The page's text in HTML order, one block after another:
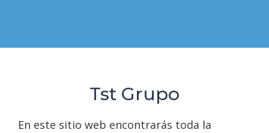
Tst Grupo
En este sitio web encontrarás toda la